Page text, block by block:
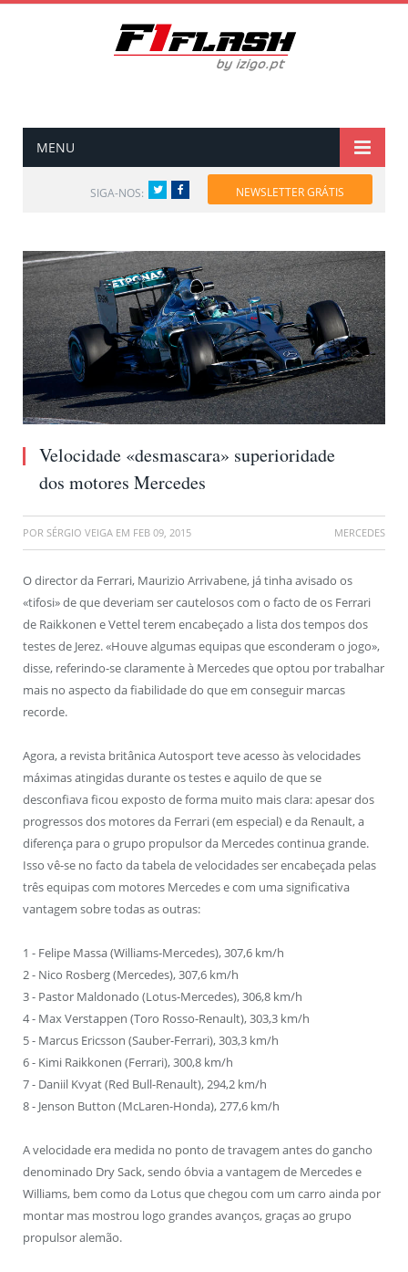
MENU
SIGA-NOS: TwitterFacebook NEWSLETTER GRÁTIS
Velocidade «desmascara» superioridade
dos motores Mercedes
POR SÉRGIO VEIGA EM FEB 09, 2015 MERCEDES
O director da Ferrari, Maurizio Arrivabene, já tinha avisado os
«tifosi» de que deveriam ser cautelosos com o facto de os Ferrari
de Raikkonen e Vettel terem encabeçado a lista dos tempos dos
testes de Jerez. «Houve algumas equipas que esconderam o jogo»,
disse, referindo-se claramente à Mercedes que optou por trabalhar
mais no aspecto da fiabilidade do que em conseguir marcas
recorde.
Agora, a revista britânica Autosport teve acesso às velocidades
máximas atingidas durante os testes e aquilo de que se
desconfiava ficou exposto de forma muito mais clara: apesar dos
progressos dos motores da Ferrari (em especial) e da Renault, a
diferença para o grupo propulsor da Mercedes continua grande.
Isso vê-se no facto da tabela de velocidades ser encabeçada pelas
três equipas com motores Mercedes e com uma significativa
vantagem sobre todas as outras:
1 - Felipe Massa (Williams-Mercedes), 307,6 km/h
2 - Nico Rosberg (Mercedes), 307,6 km/h
3 - Pastor Maldonado (Lotus-Mercedes), 306,8 km/h
4 - Max Verstappen (Toro Rosso-Renault), 303,3 km/h
5 - Marcus Ericsson (Sauber-Ferrari), 303,3 km/h
6 - Kimi Raikkonen (Ferrari), 300,8 km/h
7 - Daniil Kvyat (Red Bull-Renault), 294,2 km/h
8 - Jenson Button (McLaren-Honda), 277,6 km/h
A velocidade era medida no ponto de travagem antes do gancho
denominado Dry Sack, sendo óbvia a vantagem de Mercedes e
Williams, bem como da Lotus que chegou com um carro ainda por
montar mas mostrou logo grandes avanços, graças ao grupo
propulsor alemão.